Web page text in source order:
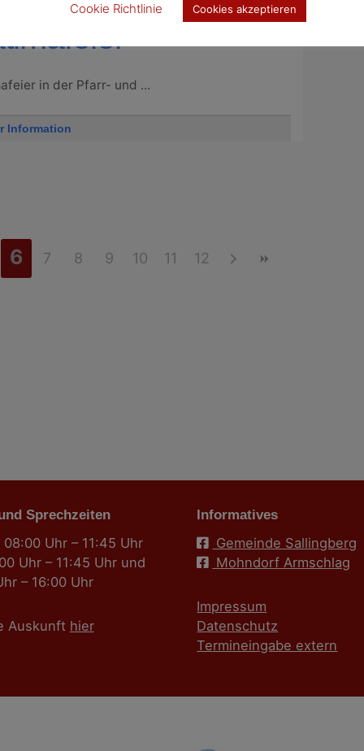
in der Pfarr- und ...
Information
6 7 8 9 10 11 12
und Sprechzeiten
08:00 Uhr – 11:45 Uhr
Uhr – 11:45 Uhr und
– 16:00 Uhr
Auskunft hier
Informatives
Gemeinde Sallingberg
Mohndorf Armschlag
Impressum
Datenschutz
Termineingabe extern
Cookie Richtlinie
Cookies akzeptieren